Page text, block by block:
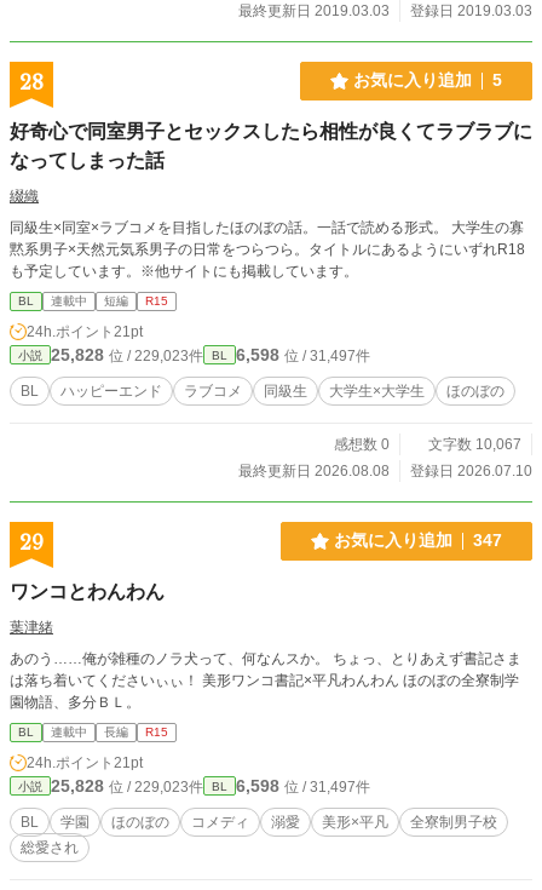
最終更新日 2019.03.03
登録日 2019.03.03
28 お気に入り追加 5
好奇心で同室男子とセックスしたら相性が良くてラブラブに
なってしまった話
綴織
同級生×同室×ラブコメを目指したほのぼの話。一話で読める形式。 大学生の寡
黙系男子×天然元気系男子の日常をつらつら。タイトルにあるようにいずれR18
も予定しています。※他サイトにも掲載しています。
BL 連載中 短編 R15
24h.ポイント 21pt
小説 25,828 位 / 229,023件 BL 6,598 位 / 31,497件
BL ハッピーエンド ラブコメ 同級生 大学生×大学生 ほのぼの
感想数 0
文字数 10,067
最終更新日 2026.08.08
登録日 2026.07.10
29 お気に入り追加 347
ワンコとわんわん
葉津緒
あのう……俺が雑種のノラ犬って、何なんスか。 ちょっ、とりあえず書記さま
は落ち着いてくださいぃぃ！ 美形ワンコ書記×平凡わんわん ほのぼの全寮制学
園物語、多分ＢＬ。
BL 連載中 長編 R15
24h.ポイント 21pt
小説 25,828 位 / 229,023件 BL 6,598 位 / 31,497件
BL 学園 ほのぼの コメディ 溺愛 美形×平凡
全寮制男子校
総愛され